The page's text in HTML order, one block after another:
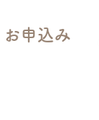
お申込み